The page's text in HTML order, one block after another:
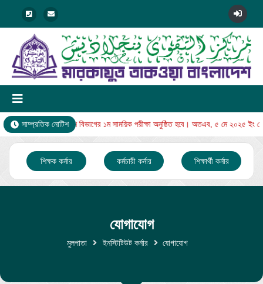
সাম্প্রতিক নোটিশ
রোজ বুধবার থেকে নুরানি বিভাগের ১ম সাময়িক পরীক্ষা অনুষ্ঠিত হবে। অতএব, ৫ মে ২০২৫ ইং
শিক্ষক কর্নার কর্মচারী কর্নার শিক্ষার্থী কর্নার
যোগাযোগ
মুলপাতা ইনস্টিটিউট কর্নার যোগাযোগ